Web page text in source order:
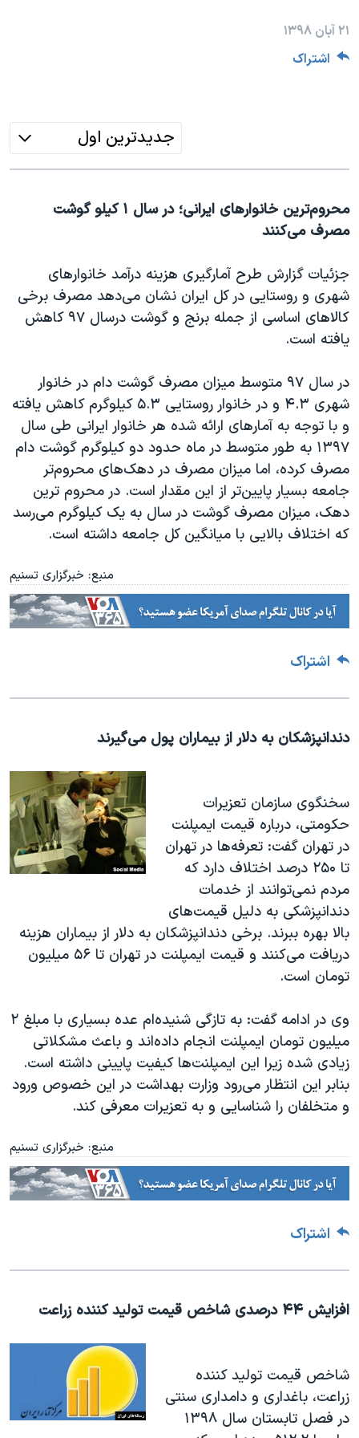
تریبونال مردمی آبان ۹۸
چهل سال گروگان‌گیری
قانون شفافیت دارائی کادر رهبری ایران
اعتراضات مردمی آبان ۹۸
نرگس محمدی برنده جایزه نوبل صلح
همایش محافظه‌کاران آمریکا «سی‌پک»
صفحه‌های ویژه
سفر پرزیدنت ترامپ به چین
۲۱ آبان ۱۳۹۸
اشتراک
جدیدترین اول
محروم‌ترین خانوارهای ایرانی؛ در سال ۱ کیلو گوشت
مصرف می‌کنند
جزئیات گزارش طرح آمارگیری هزینه درآمد خانوارهای
شهری و روستایی در کل ایران نشان می‌دهد مصرف برخی
کالاهای اساسی از جمله برنج و گوشت درسال ۹۷ کاهش
یافته است.
در سال ۹۷ متوسط میزان مصرف گوشت دام در خانوار
شهری ۴.۳ و در خانوار روستایی ۵.۳ کیلوگرم کاهش یافته
و با توجه به آمارهای ارائه شده هر خانوار ایرانی طی سال
۱۳۹۷ به طور متوسط در ماه حدود دو کیلوگرم گوشت دام
مصرف کرده، اما میزان مصرف در دهک‌های محروم‌تر
جامعه بسیار پایین‌تر از این مقدار است. در محروم ترین
دهک، میزان مصرف گوشت در سال به یک کیلوگرم می‌رسد
که اختلاف بالایی با میانگین کل جامعه داشته است.
منبع: خبرگزاری تسنیم
اشتراک
دندانپزشکان به دلار از بیماران پول می‌گیرند
سخنگوی سازمان تعزیرات
حکومتی، درباره قیمت ایمپلنت
در تهران گفت: تعرفه‌ها در تهران
تا ۲۵۰ درصد اختلاف دارد که
مردم نمی‌توانند از خدمات
دندانپزشکی به دلیل قیمت‌های
بالا بهره ببرند. برخی دندانپزشکان به دلار از بیماران هزینه
دریافت می‌کنند و قیمت ایمپلنت در تهران تا ۵۶ میلیون
تومان است.
وی در ادامه گفت: به تازگی شنیده‌ام عده بسیاری با مبلغ ۲
میلیون تومان ایمپلنت انجام داده‌اند و باعث مشکلاتی
زیادی شده زیرا این ایمپلنت‌ها کیفیت پایینی داشته است.
بنابر این انتظار می‌رود وزارت بهداشت در این خصوص ورود
و متخلفان را شناسایی و به تعزیرات معرفی کند.
منبع: خبرگزاری تسنیم
اشتراک
افزایش ۴۴ درصدی شاخص قیمت تولید کننده زراعت
شاخص قیمت تولید کننده
زراعت، باغداری و دامداری سنتی
در فصل تابستان سال ١٣٩٨